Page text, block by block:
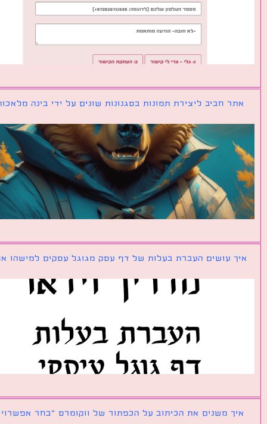
חביב ליצירת תמונות בסגנונות שונים על ידי בינה מלאכותית
עושים העברת בעלות של דף עסק מגוגל עסקים למישהו אחר?
משנים את הכיתוב על הכפתור של ווקומרס ״בחר אפשרויות״